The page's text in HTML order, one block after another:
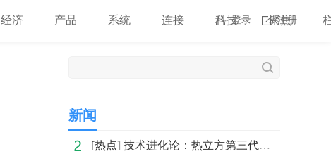
登录 注册
经济 产品 系统 连接 科技 聚焦
新闻
[热点] 技术进化论：热立方第三代舒适家如何重塑健康人居体验